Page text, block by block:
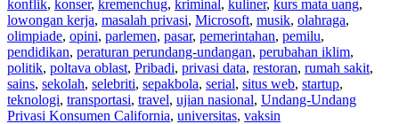
konflik, konser, kremenchug, kriminal, kuliner, kurs mata uang,
lowongan kerja, masalah privasi, Microsoft, musik, olahraga,
olimpiade, opini, parlemen, pasar, pemerintahan, pemilu,
pendidikan, peraturan perundang-undangan, perubahan iklim,
politik, poltava oblast, Pribadi, privasi data, restoran, rumah sakit,
sains, sekolah, selebriti, sepakbola, serial, situs web, startup,
teknologi, transportasi, travel, ujian nasional, Undang-Undang
Privasi Konsumen California, universitas, vaksin